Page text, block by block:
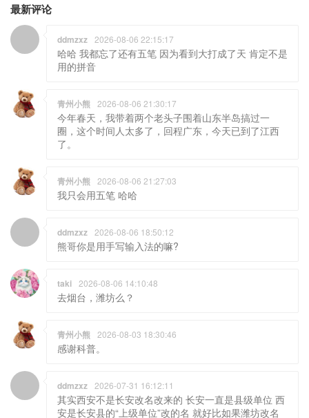
用的拼音
圈，这个时间人太多了，回程广东，今天已到了江西
了。
安是长安县的“上级单位”改的名 就好比如果潍坊改名
和青州没啥关系